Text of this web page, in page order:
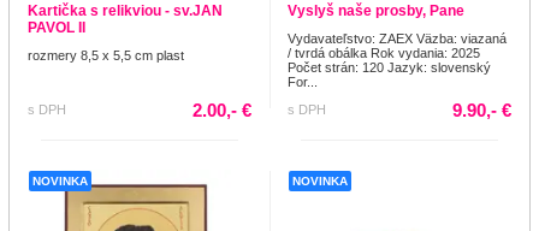
Kartička s relikviou - sv.JAN
PAVOL II
rozmery 8,5 x 5,5 cm plast
s DPH 2.00,- €
Vyslyš naše prosby, Pane
Vydavateľstvo: ZAEX Väzba: viazaná
/ tvrdá obálka Rok vydania: 2025
Počet strán: 120 Jazyk: slovenský
For...
s DPH
9.90,- €
NOVINKA NOVINKA